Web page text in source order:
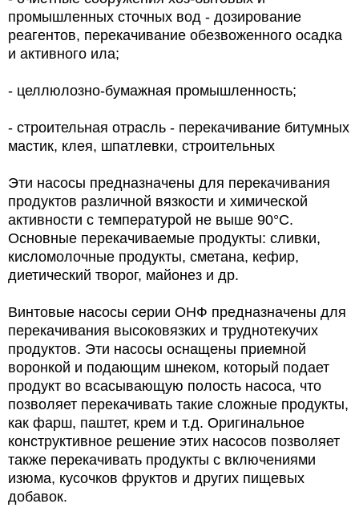
промышленных сточных вод - дозирование
реагентов, перекачивание обезвоженного осадка
и активного ила;
- целлюлозно-бумажная промышленность;
- строительная отрасль - перекачивание битумных
мастик, клея, шпатлевки, строительных
Эти насосы предназначены для перекачивания
продуктов различной вязкости и химической
активности с температурой не выше 90°С.
Основные перекачиваемые продукты: сливки,
кисломолочные продукты, сметана, кефир,
диетический творог, майонез и др.
Винтовые насосы серии ОНФ предназначены для
перекачивания высоковязких и труднотекучих
продуктов. Эти насосы оснащены приемной
воронкой и подающим шнеком, который подает
продукт во всасывающую полость насоса, что
позволяет перекачивать такие сложные продукты,
как фарш, паштет, крем и т.д. Оригинальное
конструктивное решение этих насосов позволяет
также перекачивать продукты с включениями
изюма, кусочков фруктов и других пищевых
добавок.